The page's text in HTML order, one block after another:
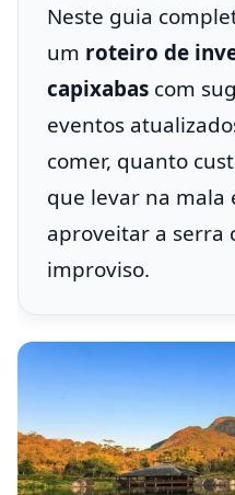
Neste guia
um roteiro de
capixabas com
eventos
comer, quanto
que levar na mala
aproveitar a serra
improviso.